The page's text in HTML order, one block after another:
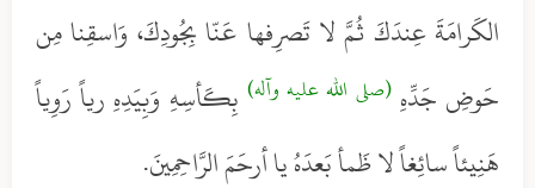
الكَرامَةَ عِندَكَ ثُمَّ لا تَصرِفها عَنّا بِجُودِكَ، وَاسقِنا مِن
حَوضِ جَدِّهِ(صلى الله عليه وآله) بِكَأسِهِ وَبِيَدِهِ رياً رَوِياً
هَنِيئاً سائِغاً لا ظَمأ بَعدَهُ يا أرحَمَ الرَّاحِمِينَ.